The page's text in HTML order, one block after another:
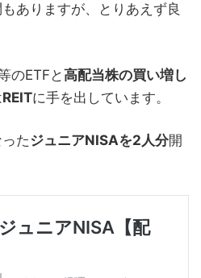
ありますが、とりあえず良
のETFと高配当株の買い増し
REITに手を出しています。
たジュニアNISAを2人分開